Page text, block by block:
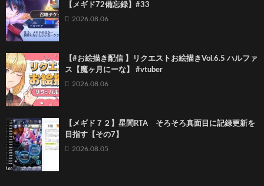
【メギド72備忘録】#33
2026.08.06
【#お絵描き配信 】リクエストお絵描きVol.6.5 ハルファ
ス【魔ヶ月にーな】 #vtuber
2026.08.06
【メギド７２】星間RTA そろそろ真面目に記録更新を
目指す【その7】
2026.08.05